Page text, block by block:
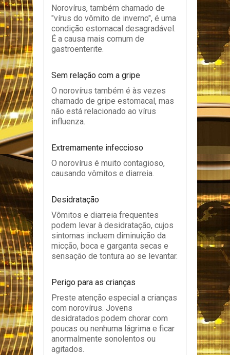
Norovírus, também chamado de
"vírus do vômito de inverno", é uma
condição estomacal desagradável.
É a causa mais comum de
gastroenterite.
Sem relação com a gripe
O norovírus também é às vezes
chamado de gripe estomacal, mas
não está relacionado ao vírus
influenza.
Extremamente infeccioso
O norovírus é muito contagioso,
causando vômitos e diarreia.
Desidratação
Vômitos e diarreia frequentes
podem levar à desidratação, cujos
sintomas incluem diminuição da
micção, boca e garganta secas e
sensação de tontura ao se levantar.
Perigo para as crianças
Preste atenção especial a crianças
com norovírus. Jovens
desidratados podem chorar com
poucas ou nenhuma lágrima e ficar
anormalmente sonolentos ou
agitados.